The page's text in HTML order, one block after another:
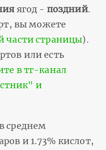
ягод - поздний.
вы можете
части страницы).
или есть
в тг-канал
и
среднем
и 1.73% кислот,